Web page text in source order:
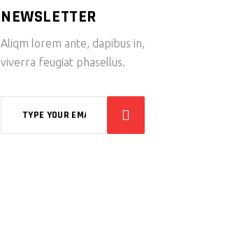
NEWSLETTER
Aliqm lorem ante, dapibus in,
viverra feugiat phasellus.